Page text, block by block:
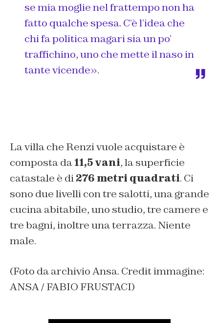
se mia moglie nel frattempo non ha
fatto qualche spesa. C’è l’idea che
chi fa politica magari sia un po’
traffichino, uno che mette il naso in
tante vicende».
La villa che Renzi vuole acquistare è
composta da11,5 vani, la superficie
catastale è di276 metri quadrati. Ci
sono due livelli con tre salotti, una grande
cucina abitabile, uno studio, tre camere e
tre bagni, inoltre una terrazza. Niente
male.
(Foto da archivio Ansa. Credit immagine:
ANSA / FABIO FRUSTACI)